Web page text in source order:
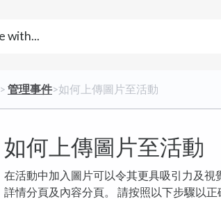
​ > ​ ​管理事件​>​ 如何上傳圖片至活動
如何上傳圖片至活動
在活動中加入圖片可以令其更具吸引力及視
詳情分頁及內容分頁。 請按照以下步驟以正